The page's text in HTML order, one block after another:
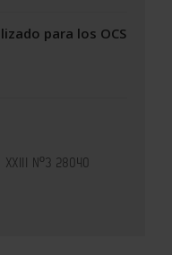
para los OCS
Nº3 28040